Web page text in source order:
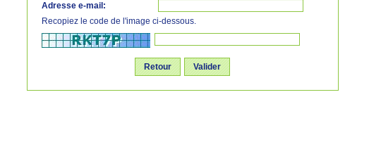
Adresse e-mail:
Recopiez le code de l'image ci-dessous.